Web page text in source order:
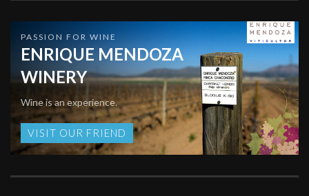
PASSION FOR WINE
ENRIQUE MENDOZA
WINERY
Wine is an experience.
VISIT OUR FRIEND